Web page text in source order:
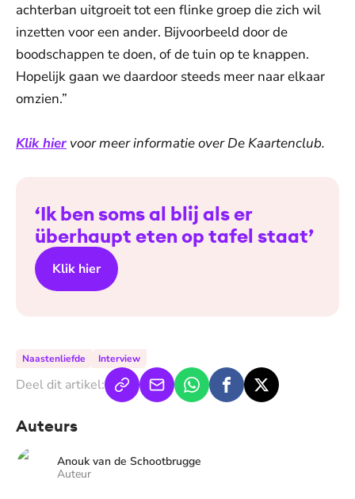
achterban uitgroeit tot een flinke groep die zich wil
inzetten voor een ander. Bijvoorbeeld door de
boodschappen te doen, of de tuin op te knappen.
Hopelijk gaan we daardoor steeds meer naar elkaar
omzien.”
Klik hier voor meer informatie over De Kaartenclub.
‘Ik ben soms al blij als er
überhaupt eten op tafel staat’
Klik hier
Naastenliefde Interview
Deel dit artikel:
Auteurs
Anouk van de Schootbrugge
Auteur